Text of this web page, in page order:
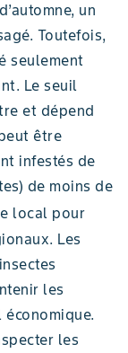
un
Toutefois,
seulement
Le seuil
et dépend
être
infestés de
de moins de
local pour
Les
les
les